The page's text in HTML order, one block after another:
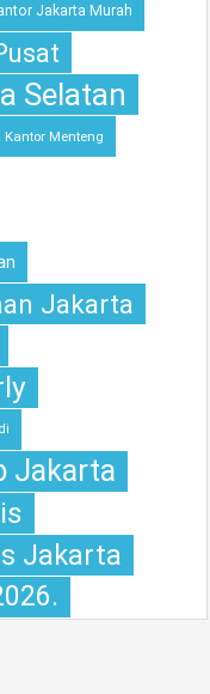
Jakarta Murah
Selatan
Kantor Menteng
Jakarta
Jakarta
Jakarta